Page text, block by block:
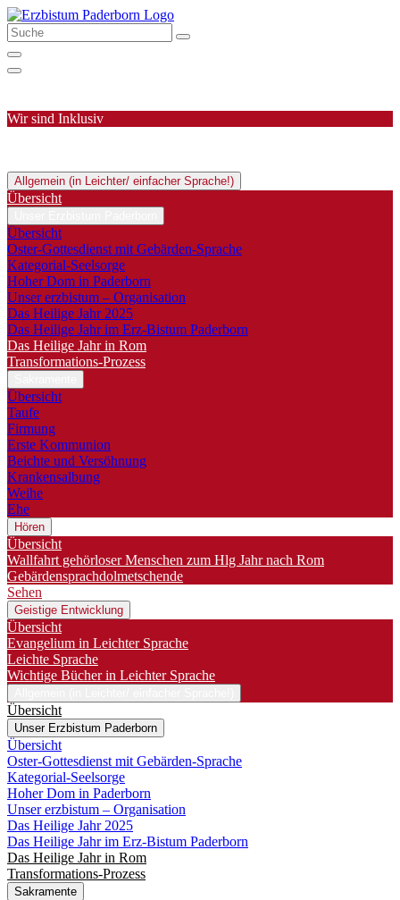
Wir sind Inklusiv
Allgemein (in Leichter/ einfacher Sprache!)
Übersicht
Übersicht
Oster-Gottesdienst mit Gebärden-Sprache
Kategorial-Seelsorge
Hoher Dom in Paderborn
Unser erzbistum – Organisation
Das Heilige Jahr 2025
Das Heilige Jahr im Erz-Bistum Paderborn
Das Heilige Jahr in Rom
Transformations-Prozess
Übersicht
Taufe
Firmung
Erste Kommunion
Beichte und Versöhnung
Krankensalbung
Weihe
Ehe
Hören
Übersicht
Wallfahrt gehörloser Menschen zum Hlg Jahr nach Rom
Gebärdensprachdolmetschende
Sehen
Geistige Entwicklung
Übersicht
Evangelium in Leichter Sprache
Leichte Sprache
Wichtige Bücher in Leichter Sprache
Übersicht
Unser Erzbistum Paderborn
Übersicht
Oster-Gottesdienst mit Gebärden-Sprache
Kategorial-Seelsorge
Hoher Dom in Paderborn
Unser erzbistum – Organisation
Das Heilige Jahr 2025
Das Heilige Jahr im Erz-Bistum Paderborn
Das Heilige Jahr in Rom
Transformations-Prozess
Sakramente